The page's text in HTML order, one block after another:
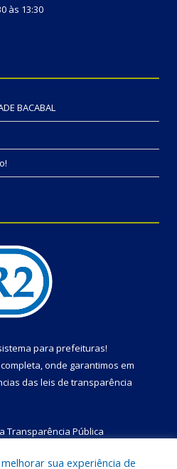
às 13:30
BACABAL
para prefeituras!
completa, onde garantimos em
das leis de transparência
Transparência Pública
sua experiência de